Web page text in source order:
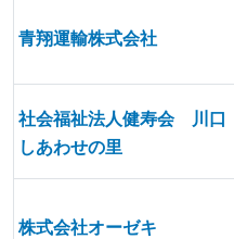
青翔運輸株式会社
社会福祉法人健寿会 川口
しあわせの里
株式会社オーゼキ